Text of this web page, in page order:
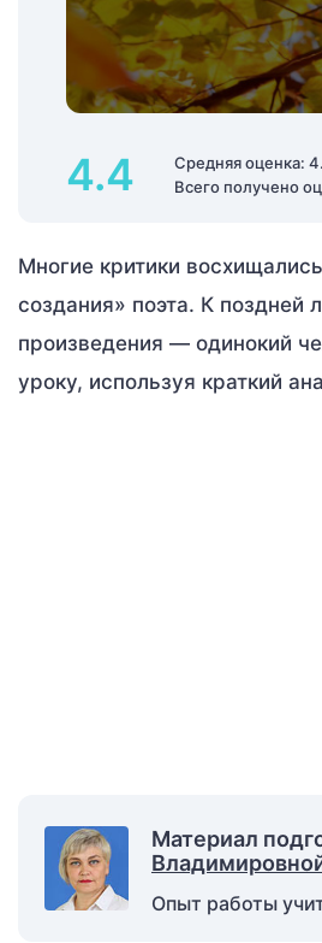
4.4
Средняя оценка:
Всего получено
Многие критики
создания» поэта. К поздней
произведения — одинокий
уроку, используя краткий
Материал
Опыт работы